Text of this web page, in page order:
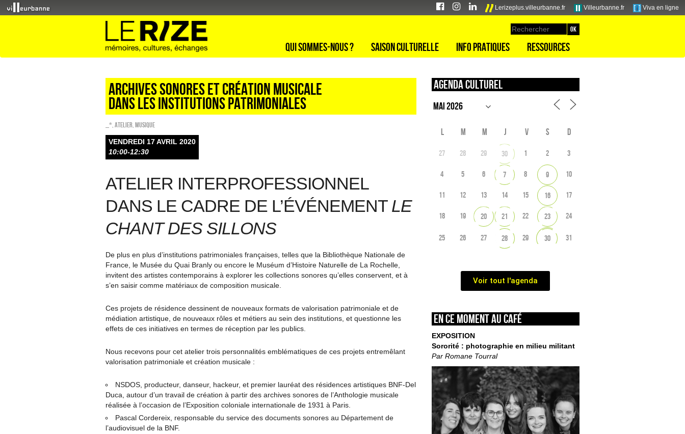
Lerizeplus.villeurbanne.fr Villeurbanne.fr Viva en ligne
Qui sommes-nous ? Saison culturelle Info pratiques Ressources
Archives sonores et création musicale
dans les institutions patrimoniales
_* Atelier Musique
VENDREDI 17 AVRIL 2020
10:00-12:30
ATELIER INTERPROFESSIONNEL
DANS LE CADRE DE L’ÉVÉNEMENT LE
CHANT DES SILLONS
De plus en plus d’institutions patrimoniales françaises, telles que la Bibliothèque Nationale de
France, le Musée du Quai Branly ou encore le Muséum d’Histoire Naturelle de La Rochelle,
invitent des artistes contemporains à explorer les collections sonores qu’elles conservent, et à
s’en saisir comme matériaux de composition musicale.
Ces projets de résidence dessinent de nouveaux formats de valorisation patrimoniale et de
médiation artistique, de nouveaux rôles et métiers au sein des institutions, et questionne les
effets de ces initiatives en termes de réception par les publics.
Nous recevons pour cet atelier trois personnalités emblématiques de ces projets entremêlant
valorisation patrimoniale et création musicale :
NSDOS, producteur, danseur, hackeur, et premier lauréat des résidences artistiques BNF-Del
Duca, autour d’un travail de création à partir des archives sonores de l’Anthologie musicale
réalisée à l’occasion de l’Exposition coloniale internationale de 1931 à Paris.
Pascal Cordereix, responsable du service des documents sonores au Département de
l’audiovisuel de la BNF.
Agenda culturel
L M M J V S D
27 28 29 30 1 2 3
4 5 6 7 8 9 10
11 12 13 14 15 16 17
18 19 20 21 22 23 24
25 26 27 28 29 30 31
Voir tout l'agenda
En ce moment au café
EXPOSITION
Sororité : photographie en milieu militant
Par Romane Tourral